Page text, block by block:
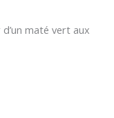
maté vert aux